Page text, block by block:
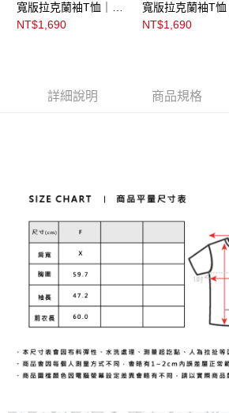
寬版拉克蘭袖T恤｜橄
欖綠
NT$1,690
寬版拉克蘭袖T恤
灰桔
NT$1,690
詳細說明 商品規格